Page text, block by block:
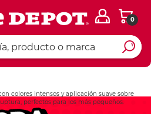
0
colores intensos y aplicación suave sobre
perfectos para los más pequeños.
Ingresar Codigo